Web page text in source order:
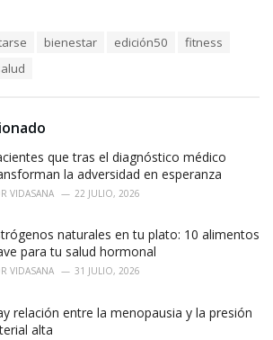
bienestar edición50
fitness
que tras el diagnóstico médico
la adversidad en esperanza
VIDASANA 22 JULIO, 2026
naturales en tu plato: 10 alimentos
para tu salud hormonal
VIDASANA 31 JULIO, 2026
relación entre la menopausia y la presión
alta